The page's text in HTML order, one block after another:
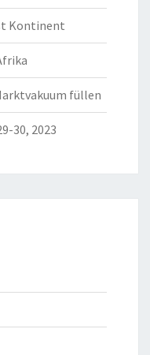
Kontinent
füllen
30, 2023